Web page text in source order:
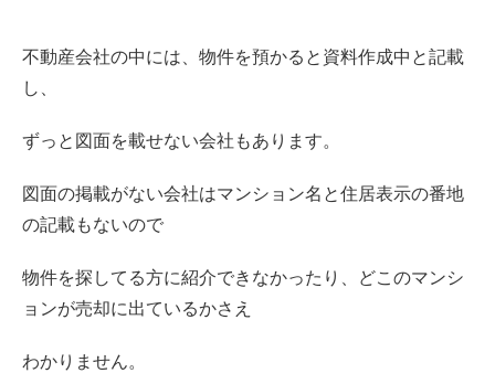
不動産会社の中には、物件を預かると資料作成中と記載
し、
ずっと図面を載せない会社もあります。
図面の掲載がない会社はマンション名と住居表示の番地
の記載もないので
物件を探してる方に紹介できなかったり、どこのマンシ
ョンが売却に出ているかさえ
わかりません。